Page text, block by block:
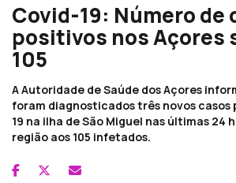
Covid-19: Número de
positivos nos Açores
105
A Autoridade de Saúde dos Açores
foram diagnosticados três novos casos
19 na ilha de São Miguel nas últimas 24
região aos 105 infetados.